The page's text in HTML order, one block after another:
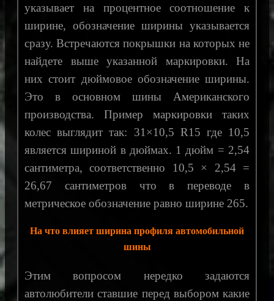
указывает на процентное соотношение к
ширине, обозначение ширины указывается
сразу. Встречаются покрышки на которых не
найдете выше указанной маркировки. На
них стоит дюймовое обозначение ширины.
Это в основном шины Американского
производства. Пример маркировки таких
колес выглядит так: 31×10,5 R15 где 10,5
является шириной в дюймах. 1 дюйм = 2,54
сантиметра, соответственно 10,5 × 2,54 =
26,67 сантиметров что в переводе в
метрическое обозначение равно ширине 265.
На что влияет ширина профиля автомобильной
шины
Этим вопросом нередко задаются
автолюбители ставшие перед выбором какие